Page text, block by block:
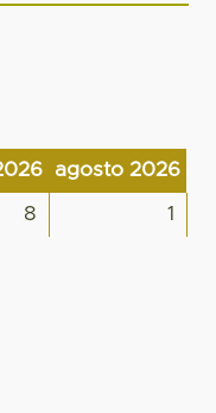
agosto 2026
8 1